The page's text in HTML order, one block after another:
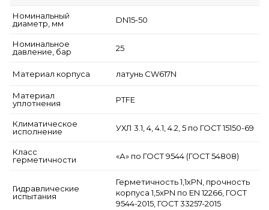
Номинальный
диаметр, мм
DN15-50
Номинальное
давление, бар
25
Материал корпуса латунь CW617N
Материал
уплотнения
PTFE
Климатическое
исполнение
УХЛ 3.1, 4, 4.1, 4.2, 5 по ГОСТ 15150-69
Класс
герметичности
«А» по ГОСТ 9544 (ГОСТ 54808)
Гидравлические
испытания
Герметичность 1,1хPN, прочность
корпуса 1,5xPN по EN 12266, ГОСТ
9544-2015, ГОСТ 33257-2015